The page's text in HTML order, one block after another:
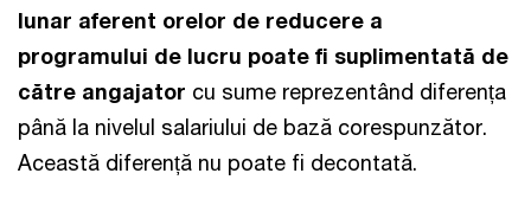
lunar aferent orelor de reducere a
programului de lucru poate fi suplimentată de
către angajator cu sume reprezentând diferența
până la nivelul salariului de bază corespunzător.
Această diferență nu poate fi decontată.